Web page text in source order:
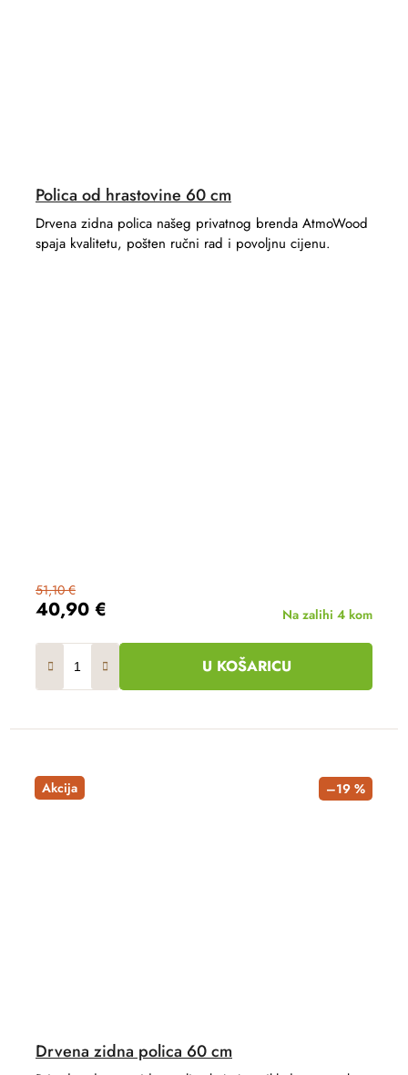
Polica od hrastovine 60 cm
40,90 €
51,10 €
Na zalihi 4 kom
U KOŠARICU
Drvena zidna polica našeg privatnog brenda AtmoWood
spaja kvalitetu, pošten ručni rad i povoljnu cijenu.
Akcija –19 %
Drvena zidna polica 60 cm